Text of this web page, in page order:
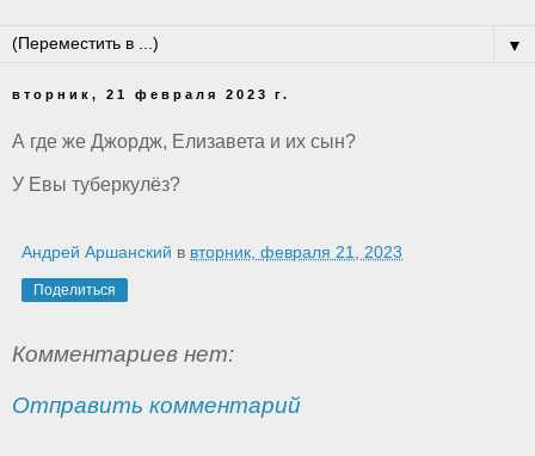
▼
вторник, 21 февраля 2023 г.
А где же Джордж, Елизавета и их сын?
У Евы туберкулёз?
Андрей Аршанский в вторник, февраля 21, 2023
Поделиться
Комментариев нет:
Отправить комментарий